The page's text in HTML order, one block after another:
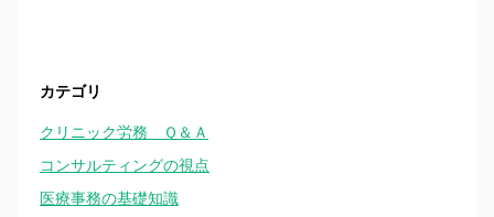
カテゴリ
クリニック労務 Ｑ＆Ａ
コンサルティングの視点
医療事務の基礎知識